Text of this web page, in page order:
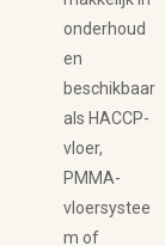
onderhoud
en
beschikbaar
als HACCP-
vloer,
PMMA-
vloersystee
m of